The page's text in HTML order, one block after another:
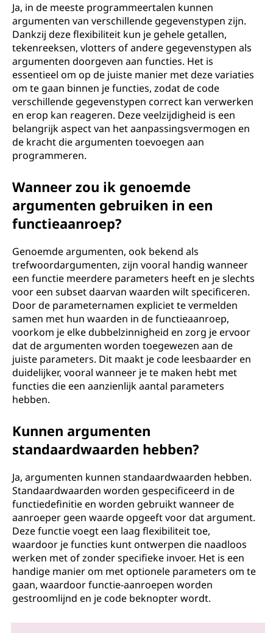
Ja, in de meeste programmeertalen kunnen
argumenten van verschillende gegevenstypen zijn.
Dankzij deze flexibiliteit kun je gehele getallen,
tekenreeksen, vlotters of andere gegevenstypen als
argumenten doorgeven aan functies. Het is
essentieel om op de juiste manier met deze variaties
om te gaan binnen je functies, zodat de code
verschillende gegevenstypen correct kan verwerken
en erop kan reageren. Deze veelzijdigheid is een
belangrijk aspect van het aanpassingsvermogen en
de kracht die argumenten toevoegen aan
programmeren.
Wanneer zou ik genoemde
argumenten gebruiken in een
functieaanroep?
Genoemde argumenten, ook bekend als
trefwoordargumenten, zijn vooral handig wanneer
een functie meerdere parameters heeft en je slechts
voor een subset daarvan waarden wilt specificeren.
Door de parameternamen expliciet te vermelden
samen met hun waarden in de functieaanroep,
voorkom je elke dubbelzinnigheid en zorg je ervoor
dat de argumenten worden toegewezen aan de
juiste parameters. Dit maakt je code leesbaarder en
duidelijker, vooral wanneer je te maken hebt met
functies die een aanzienlijk aantal parameters
hebben.
Kunnen argumenten
standaardwaarden hebben?
Ja, argumenten kunnen standaardwaarden hebben.
Standaardwaarden worden gespecificeerd in de
functiedefinitie en worden gebruikt wanneer de
aanroeper geen waarde opgeeft voor dat argument.
Deze functie voegt een laag flexibiliteit toe,
waardoor je functies kunt ontwerpen die naadloos
werken met of zonder specifieke invoer. Het is een
handige manier om met optionele parameters om te
gaan, waardoor functie-aanroepen worden
gestroomlijnd en je code beknopter wordt.